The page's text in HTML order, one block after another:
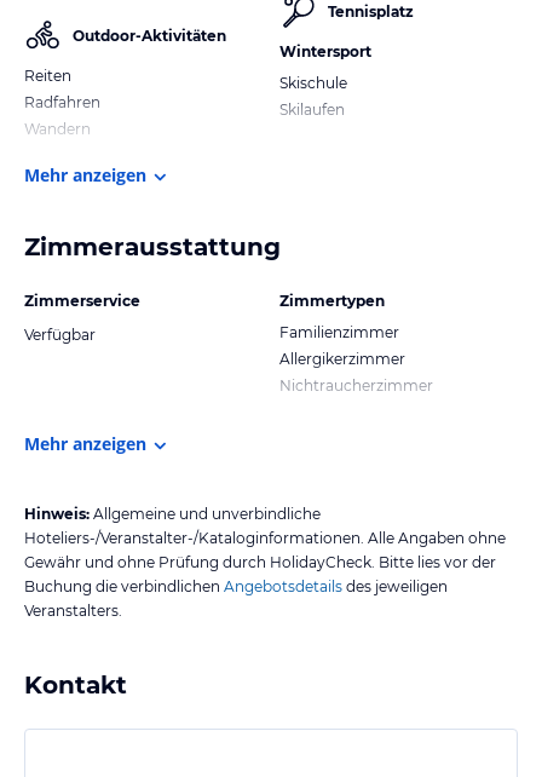
Outdoor-Aktivitäten
Reiten
Radfahren
Wandern
Tennisplatz
Wintersport
Skischule
Skilaufen
Mehr anzeigen
Zimmerausstattung
Zimmerservice
Verfügbar
Zimmertypen
Familienzimmer
Allergikerzimmer
Nichtraucherzimmer
Mehr anzeigen
Hinweis: Allgemeine und unverbindliche
Hoteliers-/Veranstalter-/Kataloginformationen. Alle Angaben ohne
Gewähr und ohne Prüfung durch HolidayCheck. Bitte lies vor der
Buchung die verbindlichen Angebotsdetails des jeweiligen
Veranstalters.
Kontakt